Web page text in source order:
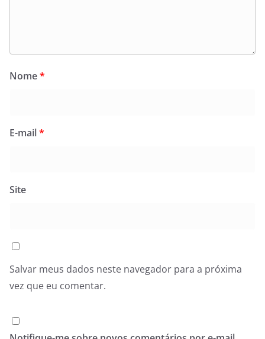
Nome*
E-mail*
Site
Salvar meus dados neste navegador para a próxima
vez que eu comentar.